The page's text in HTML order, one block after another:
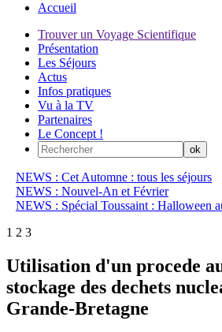
Accueil
Trouver un Voyage Scientifique
Présentation
Les Séjours
Actus
Infos pratiques
Vu à la TV
Partenaires
Le Concept !
NEWS : Cet Automne : tous les séjours
NEWS : Nouvel-An et Février
NEWS : Spécial Toussaint : Halloween
1 2 3
Utilisation d'un procede
stockage des dechets
Grande-Bretagne